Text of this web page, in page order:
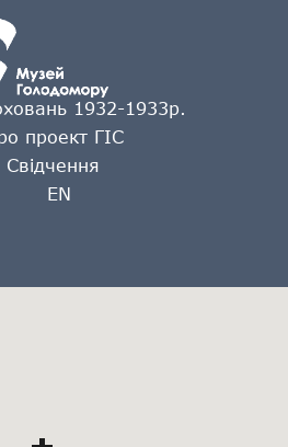
1932-1933р.
проект ГІС
Свідчення
EN